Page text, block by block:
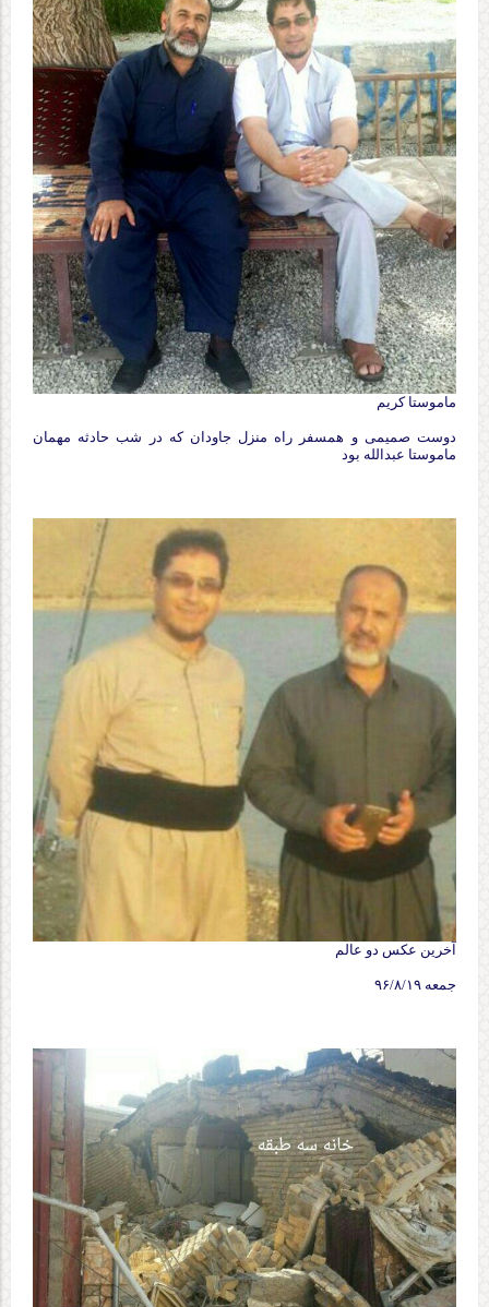
ماموستا کریم
دوست صمیمی و همسفر راه منزل جاودان که در شب حادثه مهمان
ماموستا عبدالله بود
آخرین عکس دو عالم
جمعه ۹۶/۸/۱۹